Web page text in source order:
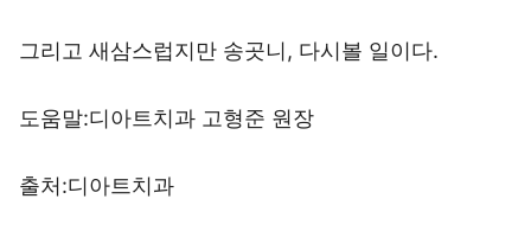
그리고 새삼스럽지만 송곳니, 다시볼 일이다.
도움말:디아트치과 고형준 원장
출처:디아트치과